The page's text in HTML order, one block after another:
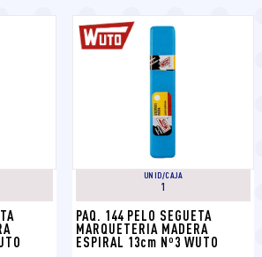
UNID/CAJA
1
PAQ. 144 PELO SEGUETA
MARQUETERIA MADERA
ESPIRAL 13cm Nº3 WUTO